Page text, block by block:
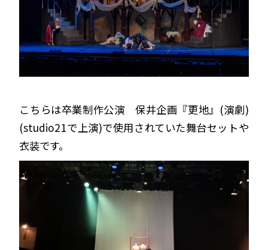
こちらは卒業制作公演 保井企画『更地』(演劇)
(studio21で上演)で使用されていた舞台セットや
衣装です。